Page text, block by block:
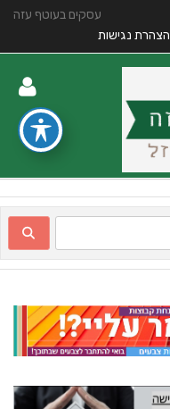
עסקים בעוטף עזה
הצהרת נגישות